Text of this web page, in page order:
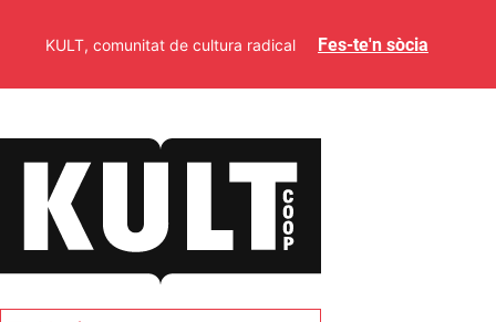
KULT, comunitat de cultura radical Fes-te'n sòcia